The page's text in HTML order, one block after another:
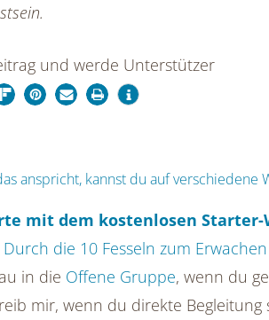
und werde Unterstützer
anspricht, kannst du auf verschiedene
mit dem kostenlosen
Durch die 10 Fesseln zum Erwachen
in die Offene Gruppe, wenn du
mir, wenn du direkte Begleitung